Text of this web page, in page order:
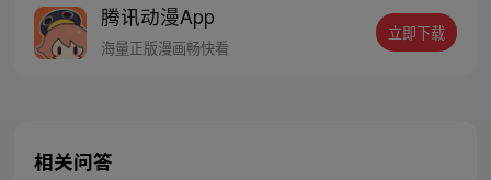
腾讯动漫App
海量正版漫画畅快看
立即下载
相关问答